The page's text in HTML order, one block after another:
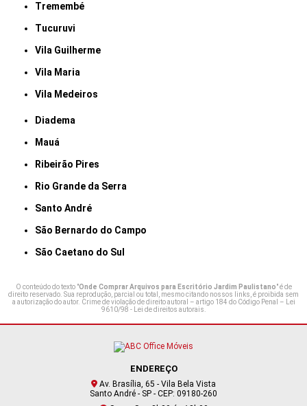
Tremembé
Tucuruvi
Vila Guilherme
Vila Maria
Vila Medeiros
Diadema
Mauá
Ribeirão Pires
Rio Grande da Serra
Santo André
São Bernardo do Campo
São Caetano do Sul
O conteúdo do texto "Onde Comprar Arquivos para Escritório Jardim Paulistano" é de
direito reservado. Sua reprodução, parcial ou total, mesmo citando nossos links, é proibida sem
a autorização do autor. Crime de violação de direito autoral – artigo 184 do Código Penal – Lei
9610/98 - Lei de direitos autorais.
ENDEREÇO
Av. Brasília, 65 - Vila Bela Vista
Santo André - SP - CEP: 09180-260